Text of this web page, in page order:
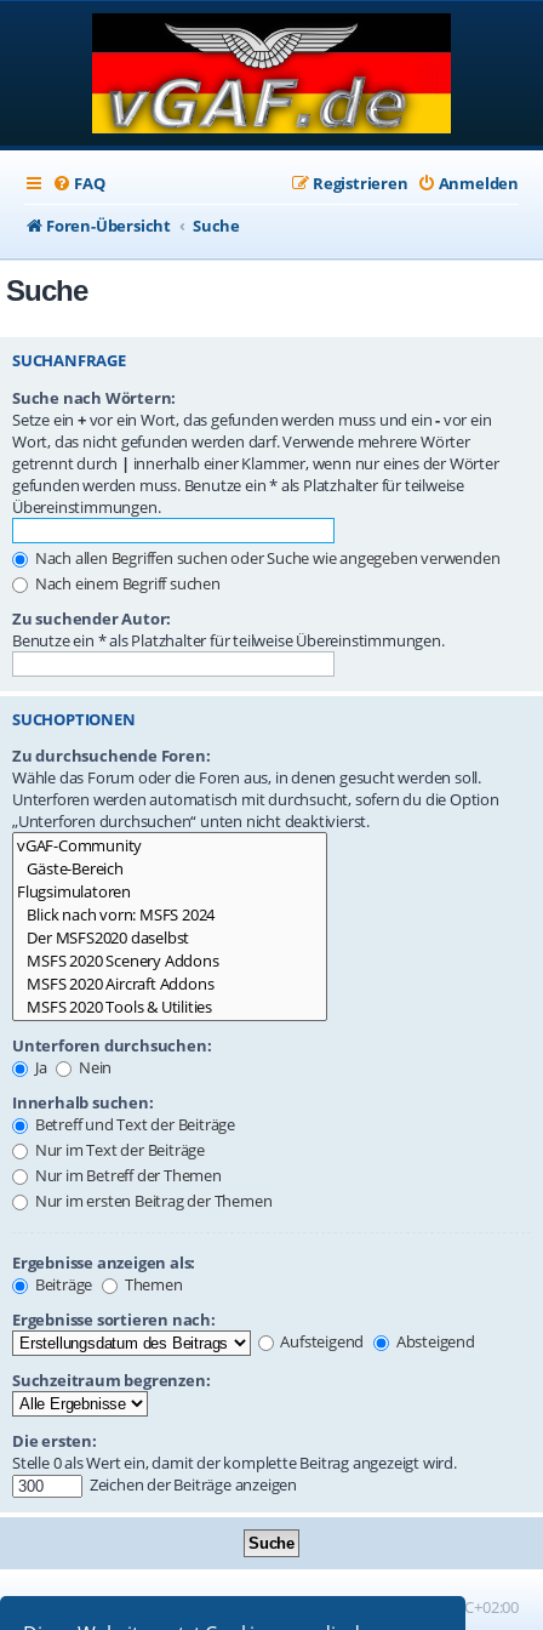
FAQ Anmelden
Registrieren
Foren-Übersicht
Suche
Suche
SUCHANFRAGE
Suche nach Wörtern:
Setze ein +vor ein Wort, das gefunden werden muss und ein-vor ein
Wort, das nicht gefunden werden darf. Verwende mehrere Wörter
getrennt durch | innerhalb einer Klammer, wenn nur eines der Wörter
gefunden werden muss. Benutze ein * als Platzhalter für teilweise
Übereinstimmungen.
Nach allen Begriffen suchen oder Suche wie angegeben verwenden
Nach einem Begriff suchen
Zu suchender Autor:
Benutze ein * als Platzhalter für teilweise Übereinstimmungen.
SUCHOPTIONEN
Zu durchsuchende Foren:
Wähle das Forum oder die Foren aus, in denen gesucht werden soll.
Unterforen werden automatisch mit durchsucht, sofern du die Option
„Unterforen durchsuchen“ unten nicht deaktivierst.
Unterforen durchsuchen:
Ja
Nein
Innerhalb suchen:
Betreff und Text der Beiträge
Nur im Text der Beiträge
Nur im Betreff der Themen
Nur im ersten Beitrag der Themen
Ergebnisse anzeigen als:
Beiträge
Themen
Ergebnisse sortieren nach:
Aufsteigend
Absteigend
Suchzeitraum begrenzen:
Die ersten:
Stelle 0 als Wert ein, damit der komplette Beitrag angezeigt wird.
Zeichen der Beiträge anzeigen
UTC+02:00